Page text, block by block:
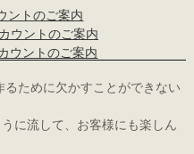
ために欠かすことができない
に流して、お客様にも楽しん